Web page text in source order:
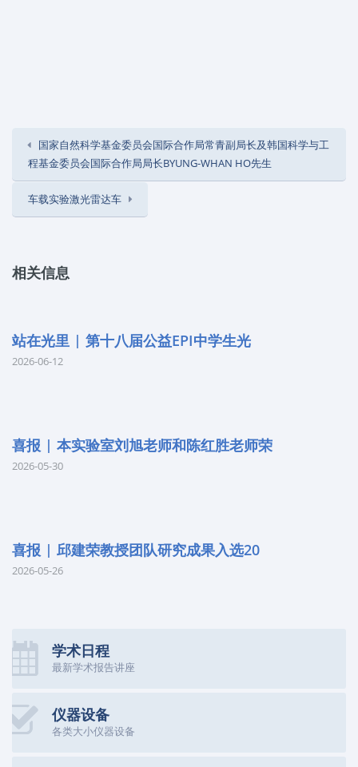
国家自然科学基金委员会国际合作局常青副局长及韩国科学与工
程基金委员会国际合作局局长BYUNG-WHAN HO先生
车载实验激光雷达车
相关信息
站在光里 | 第十八届公益EPI中学生光
2026-06-12
喜报 | 本实验室刘旭老师和陈红胜老师荣
2026-05-30
喜报 | 邱建荣教授团队研究成果入选20
2026-05-26
学术日程
最新学术报告讲座
仪器设备
各类大小仪器设备